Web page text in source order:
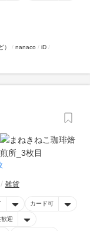
） nanaco
iD
雑貨
カード可
迎